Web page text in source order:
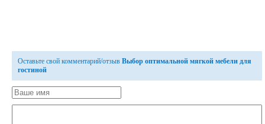
Оставьте свой комментарий/отзыв Выбор оптимальной мягкой мебели для
гостиной